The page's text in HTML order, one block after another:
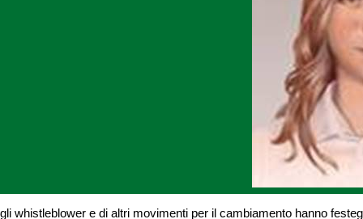
whistleblower e di altri movimenti per il cambiamento hanno